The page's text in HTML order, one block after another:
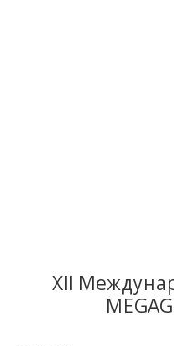
XII